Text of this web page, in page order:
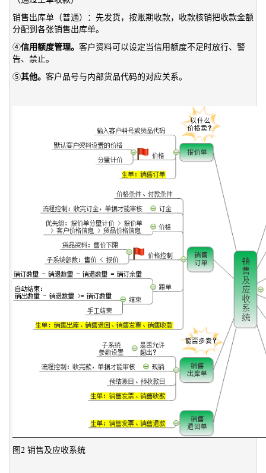
销售出库单（普通）：先发货，按账期收款，收款核销把收款金额
分配到各张销售出库单。
④信用额度管理。 客户资料可以设定当信用额度不足时放行、警
告、禁止。
⑤其他。 客户品号与内部货品代码的对应关系。
图2 销售及应收系统